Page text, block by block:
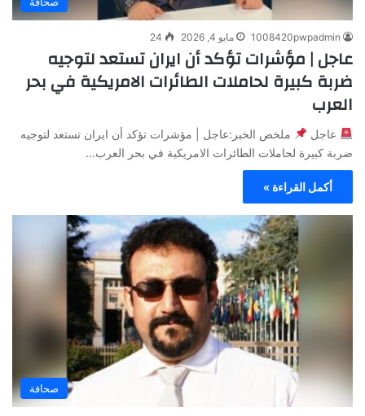
1008420pwpadmin مايو 4, 2026 24
عاجل | مؤشرات تؤكد أن ايران تستعد لتوجيه
ضربة كبيرة لحاملات الطائرات الامريكية في بحر
العرب
عاجل
ملخص الخبر:عاجل | مؤشرات تؤكد أن ايران تستعد لتوجيه
ضربة كبيرة لحاملات الطائرات الامريكية في بحر العرب…
أكمل القراءة »
صحافة